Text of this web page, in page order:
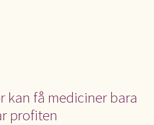
kan få mediciner bara
profiten